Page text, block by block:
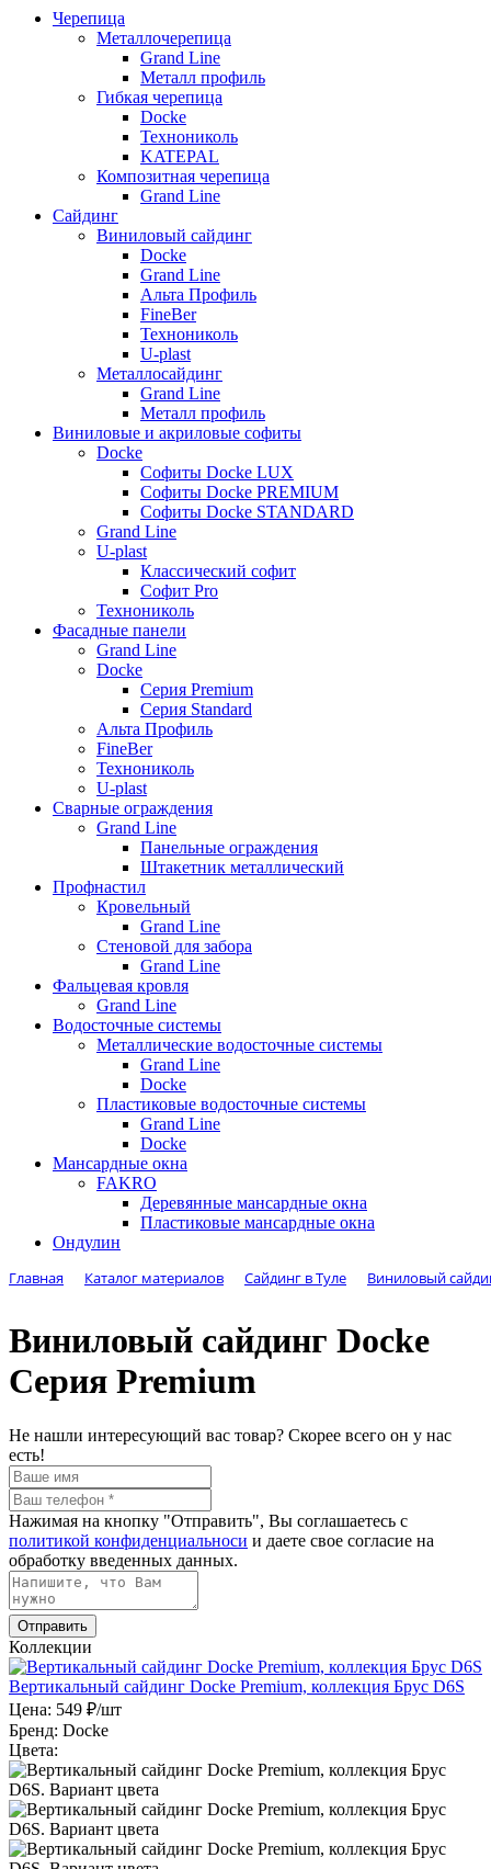
Черепица
Металлочерепица
Grand Line
Металл профиль
Гибкая черепица
Docke
Технониколь
KATEPAL
Композитная черепица
Grand Line
Сайдинг
Виниловый сайдинг
Docke
Grand Line
Альта Профиль
FineBer
Технониколь
U-plast
Металлосайдинг
Grand Line
Металл профиль
Виниловые и акриловые софиты
Docke
Софиты Docke LUX
Софиты Docke PREMIUM
Софиты Docke STANDARD
Grand Line
U-plast
Классический софит
Софит Pro
Технониколь
Фасадные панели
Grand Line
Docke
Серия Premium
Серия Standard
Альта Профиль
FineBer
Технониколь
U-plast
Сварные ограждения
Grand Line
Панельные ограждения
Штакетник металлический
Профнастил
Кровельный
Grand Line
Стеновой для забора
Grand Line
Фальцевая кровля
Grand Line
Водосточные системы
Металлические водосточные системы
Grand Line
Docke
Пластиковые водосточные системы
Grand Line
Docke
Мансардные окна
FAKRO
Деревянные мансардные окна
Пластиковые мансардные окна
Ондулин
Главная Каталог материалов Сайдинг в Туле Виниловый
Виниловый сайдинг Docke
Серия Premium
Не нашли интересующий вас товар? Скорее всего он у нас
есть!
Нажимая на кнопку "Отправить", Вы соглашаетесь с
политикой конфиденциальноси и даете свое согласие на
обработку введенных данных.
Коллекции
Вертикальный сайдинг Docke Premium, коллекция Брус D6S
Цена: 549 ₽/шт
Бренд: Docke
Цвета: